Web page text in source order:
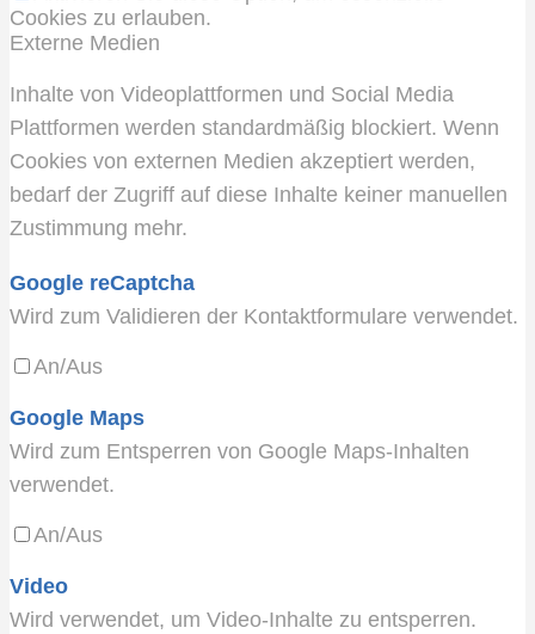
Cookies zu erlauben.
Externe Medien
Inhalte von Videoplattformen und Social Media
Plattformen werden standardmäßig blockiert. Wenn
Cookies von externen Medien akzeptiert werden,
bedarf der Zugriff auf diese Inhalte keiner manuellen
Zustimmung mehr.
Google reCaptcha
Wird zum Validieren der Kontaktformulare verwendet.
An/Aus
Google Maps
Wird zum Entsperren von Google Maps-Inhalten
verwendet.
An/Aus
Video
Wird verwendet, um Video-Inhalte zu entsperren.